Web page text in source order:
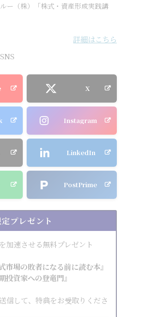
ー（株）「株式・資産形成実践講
詳細はこちら
X
Instagram
LinkedIn
PostPrime
プレゼント
加速させる無料プレゼント
場の敗者になる前に読む本』
資家への登竜門』
信して、特典をお受取りくださ